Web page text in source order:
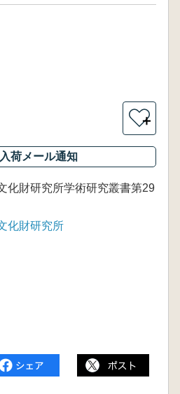
＋
荷メール通知
化財研究所学術研究叢書第29
化財研究所